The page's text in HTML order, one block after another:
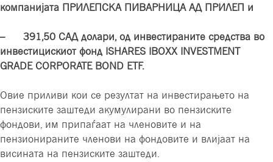
компанијата ПРИЛЕПСКА ПИВАРНИЦА АД ПРИЛЕП и
– 391,50 САД долари, од инвестираните средства во
инвестицискиот фонд ISHARES IBOXX INVESTMENT
GRADE CORPORATE BOND ETF.
Овие приливи кои се резултат на инвестирањето на
пензиските заштеди акумулирани во пензиските
фондови, им припаѓаат на членовите и на
пензионираните членови на фондовите и влијаат на
висината на пензиските заштеди.